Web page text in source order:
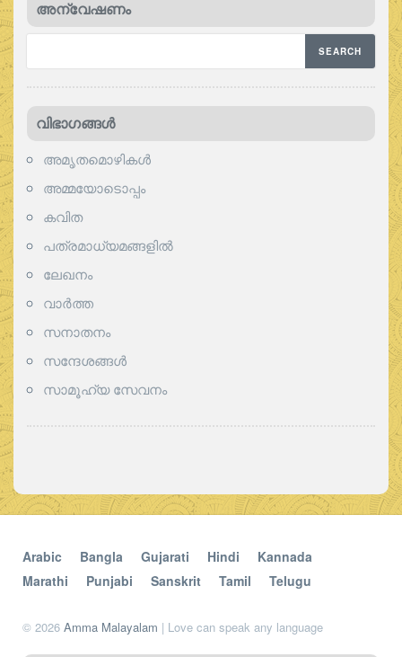
അന്വേഷണം
വിഭാഗങ്ങള്‍
അമൃതമൊഴികള്‍
അമ്മയോടൊപ്പം
കവിത
പത്രമാധ്യമങ്ങളില്‍
ലേഖനം
വാര്‍ത്ത
സനാതനം
സന്ദേശങ്ങൾ
സാമൂഹ്യ സേവനം
Arabic Bangla Gujarati Hindi
Kannada
Marathi
Punjabi Sanskrit Tamil Telugu
© 2026 Amma Malayalam | Love can speak any language